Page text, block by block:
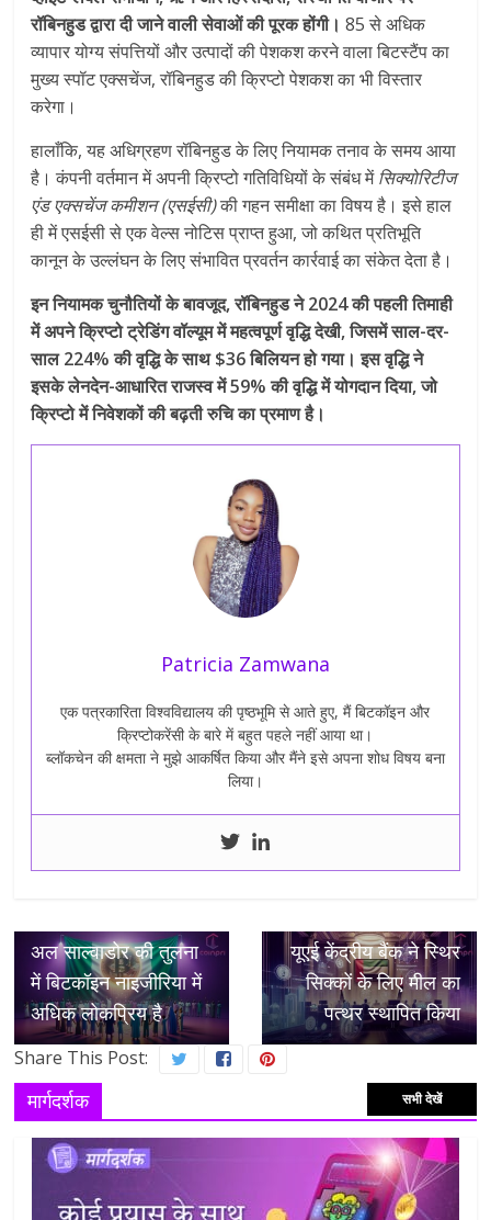
रॉबिनहुड द्वारा दी जाने वाली सेवाओं की पूरक होंगी। 85 से अधिक
व्यापार योग्य संपत्तियों और उत्पादों की पेशकश करने वाला बिटस्टैंप का
मुख्य स्पॉट एक्सचेंज, रॉबिनहुड की क्रिप्टो पेशकश का भी विस्तार
करेगा।
हालाँकि, यह अधिग्रहण रॉबिनहुड के लिए नियामक तनाव के समय आया
है। कंपनी वर्तमान में अपनी क्रिप्टो गतिविधियों के संबंध मेंसिक्योरिटीज
एंड एक्सचेंज कमीशन (एसईसी)की गहन समीक्षा का विषय है। इसे हाल
ही में एसईसी से एक वेल्स नोटिस प्राप्त हुआ, जो कथित प्रतिभूति
कानून के उल्लंघन के लिए संभावित प्रवर्तन कार्रवाई का संकेत देता है।
इन नियामक चुनौतियों के बावजूद, रॉबिनहुड ने 2024 की पहली तिमाही
में अपने क्रिप्टो ट्रेडिंग वॉल्यूम में महत्वपूर्ण वृद्धि देखी, जिसमें साल-दर-
साल 224% की वृद्धि के साथ $36 बिलियन हो गया। इस वृद्धि ने
इसके लेनदेन-आधारित राजस्व में 59% की वृद्धि में योगदान दिया, जो
क्रिप्टो में निवेशकों की बढ़ती रुचि का प्रमाण है।
Patricia Zamwana
एक पत्रकारिता विश्वविद्यालय की पृष्ठभूमि से आते हुए, मैं बिटकॉइन और
क्रिप्टोकरेंसी के बारे में बहुत पहले नहीं आया था।
ब्लॉकचेन की क्षमता ने मुझे आकर्षित किया और मैंने इसे अपना शोध विषय बना
लिया।
अल साल्वाडोर की तुलना
में बिटकॉइन नाइजीरिया में
अधिक लोकप्रिय है
यूएई केंद्रीय बैंक ने स्थिर
सिक्कों के लिए मील का
पत्थर स्थापित किया
Share This Post:
मार्गदर्शक सभी देखें